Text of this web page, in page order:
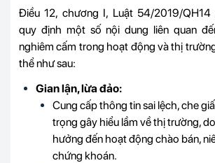
Điều 12, chương I, Luật 54/2019/
quy định một số nội dung liên quan
nghiêm cấm trong hoạt động và thị
thể như sau:
Gian lận, lừa đảo:
Cung cấp thông tin sai lệch, che
trọng gây hiểu lầm về thị trường,
hưởng đến hoạt động chào bán,
chứng khoán.